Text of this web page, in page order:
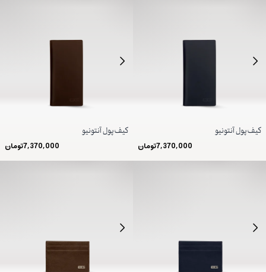
کیف پول آنتونیو
7,370,000تومان
کیف پول آنتونیو
7,370,000تومان